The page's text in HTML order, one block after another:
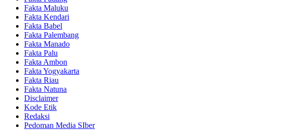
Fakta Maluku
Fakta Kendari
Fakta Babel
Fakta Palembang
Fakta Manado
Fakta Palu
Fakta Ambon
Fakta Yogyakarta
Fakta Riau
Fakta Natuna
Disclaimer
Kode Etik
Redaksi
Pedoman Media SIber